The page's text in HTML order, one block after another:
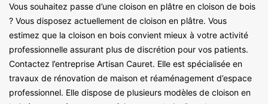
Vous souhaitez passe d’une cloison en plâtre en cloison de bois
? Vous disposez actuellement de cloison en plâtre. Vous
estimez que la cloison en bois convient mieux à votre activité
professionnelle assurant plus de discrétion pour vos patients.
Contactez l’entreprise Artisan Cauret. Elle est spécialisée en
travaux de rénovation de maison et réaménagement d’espace
professionnel. Elle dispose de plusieurs modèles de cloison en